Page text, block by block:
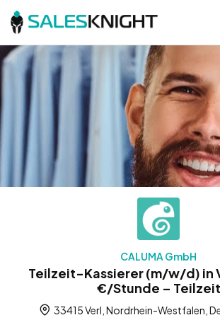
CALUMA GmbH
Teilzeit-Kassierer (m/w/d) in
€/Stunde – Teilzeit
33415 Verl, Nordrhein-Westfalen,